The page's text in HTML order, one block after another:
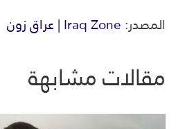
المصدر:Iraq Zone | عراق زون
مقالات مشابهة